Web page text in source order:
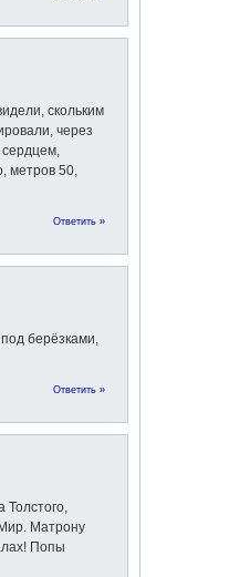
скольким
через
метров 50,
Ответить »
берёзками,
Ответить »
Матрону
Попы